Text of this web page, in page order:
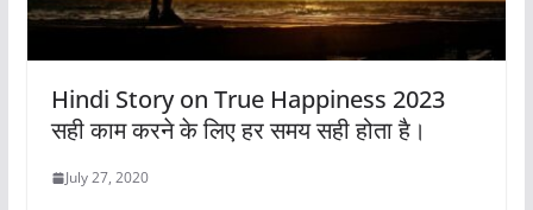
Hindi Story on True Happiness 2023
सही काम करने के लिए हर समय सही होता है।
July 27, 2020